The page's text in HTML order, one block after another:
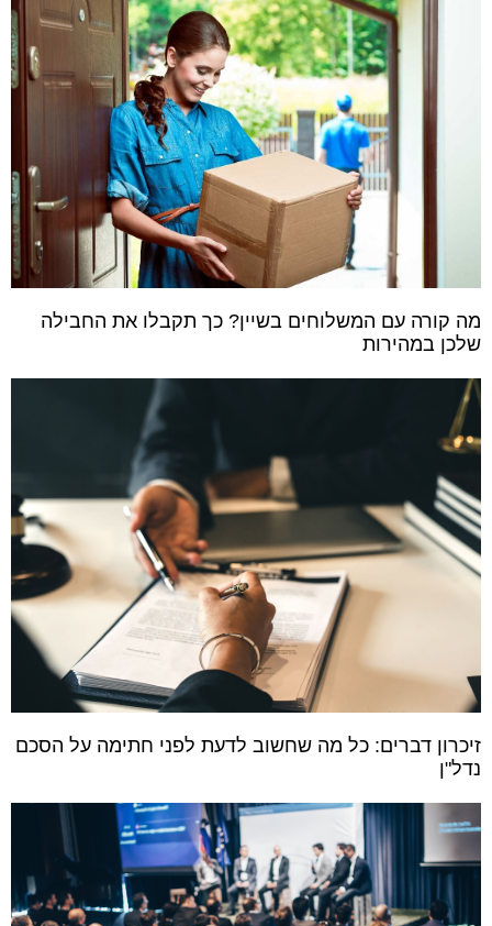
מה קורה עם המשלוחים בשיין? כך תקבלו את החבילה
שלכן במהירות
זיכרון דברים: כל מה שחשוב לדעת לפני חתימה על הסכם
נדל"ן